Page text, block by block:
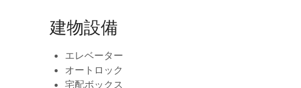
建物設備
エレベーター
オートロック
宅配ボックス